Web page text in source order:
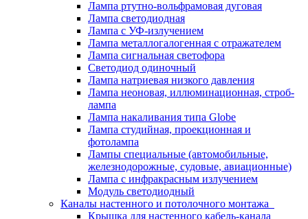
Лампа ртутно-вольфрамовая дуговая
Лампа светодиодная
Лампа с УФ-излучением
Лампа металлогалогенная с отражателем
Лампа сигнальная светофора
Светодиод одиночный
Лампа натриевая низкого давления
Лампа неоновая, иллюминационная, строб-
лампа
Лампа накаливания типа Globe
Лампа студийная, проекционная и
фотолампа
Лампы специальные (автомобильные,
железнодорожные, судовые, авиационные)
Лампа с инфракрасным излучением
Модуль светодиодный
Каналы настенного и потолочного монтажа
Крышка для настенного кабель-канала